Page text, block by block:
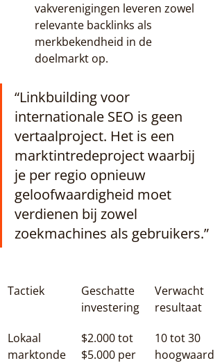
vakverenigingen leveren zowel
relevante backlinks als
merkbekendheid in de
doelmarkt op.
“Linkbuilding voor
internationale SEO is geen
vertaalproject. Het is een
marktintredeproject waarbij
je per regio opnieuw
geloofwaardigheid moet
verdienen bij zowel
zoekmachines als gebruikers.”
Tactiek
Geschatte
investering
Verwacht
resultaat
Lokaal
marktonde
$2.000 tot
$5.000 per
10 tot 30
hoogwaard